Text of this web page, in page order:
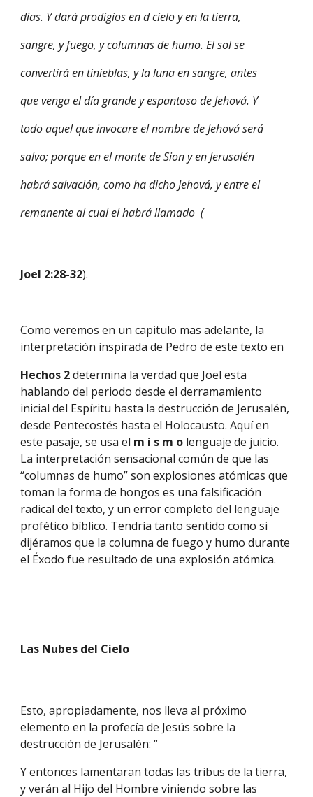
días. Y dará prodigios en d cielo y en la tierra,
sangre, y fuego, y columnas de humo. El sol se
convertirá en tinieblas, y la luna en sangre, antes
que venga el día grande y espantoso de Jehová. Y
todo aquel que invocare el nombre de Jehová será
salvo; porque en el monte de Sion y en Jerusalén
habrá salvación, como ha dicho Jehová, y entre el
remanente al cual el habrá llamado  (
Joel 2:28-32).
Como veremos en un capitulo mas adelante, la
interpretación inspirada de Pedro de este texto en
Hechos 2 determina la verdad que Joel esta
hablando del periodo desde el derramamiento
inicial del Espíritu hasta la destrucción de Jerusalén,
desde Pentecostés hasta el Holocausto. Aquí en
este pasaje, se usa el m i s m o lenguaje de juicio.
La interpretación sensacional común de que las
“columnas de humo” son explosiones atómicas que
toman la forma de hongos es una falsificación
radical del texto, y un error completo del lenguaje
profético bíblico. Tendría tanto sentido como si
dijéramos que la columna de fuego y humo durante
el Éxodo fue resultado de una explosión atómica.
Las Nubes del Cielo
Esto, apropiadamente, nos lleva al próximo
elemento en la profecía de Jesús sobre la
destrucción de Jerusalén: “
Y entonces lamentaran todas las tribus de la tierra,
y verán al Hijo del Hombre viniendo sobre las